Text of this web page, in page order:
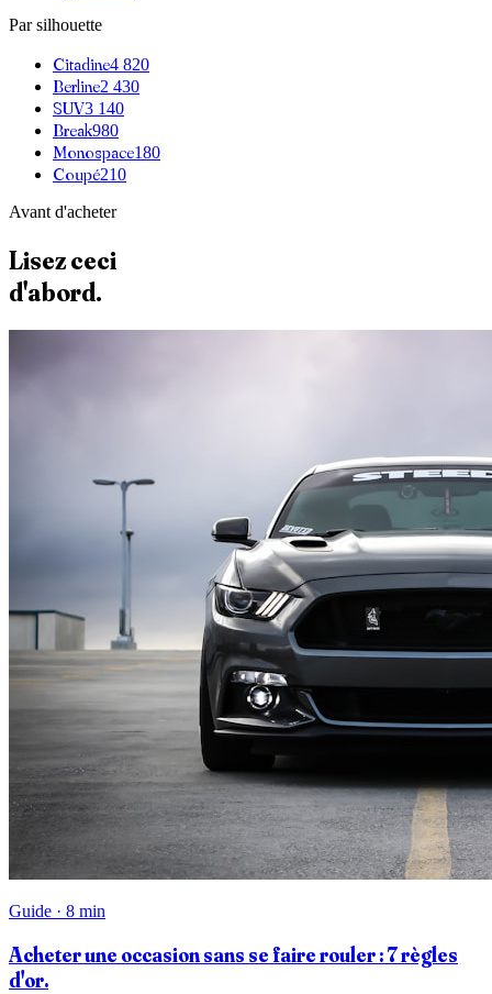
Par silhouette
Citadine4 820
Berline2 430
SUV3 140
Break980
Monospace180
Coupé210
Avant d'acheter
Lisez ceci
d'abord.
Guide · 8 min
Acheter une occasion sans se faire rouler : 7 règles
d'or.